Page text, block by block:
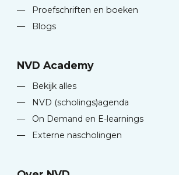
—
Proefschriften en boeken
—
Blogs
NVD Academy
—
Bekijk alles
—
NVD (scholings)agenda
—
On Demand en E-learnings
—
Externe nascholingen